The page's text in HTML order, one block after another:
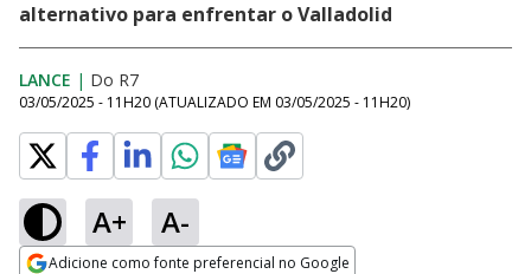
alternativo para enfrentar o Valladolid
LANCE | Do R7
03/05/2025 - 11H20 (ATUALIZADO EM 03/05/2025 - 11H20)
A+ A-
Adicione como fonte preferencial no Google